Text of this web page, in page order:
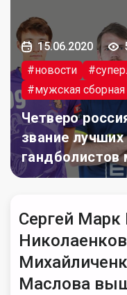
15.06.2020
#новости
#мужская сборная
Четверо
звание
гандболистов
Сергей Марк
Маслова